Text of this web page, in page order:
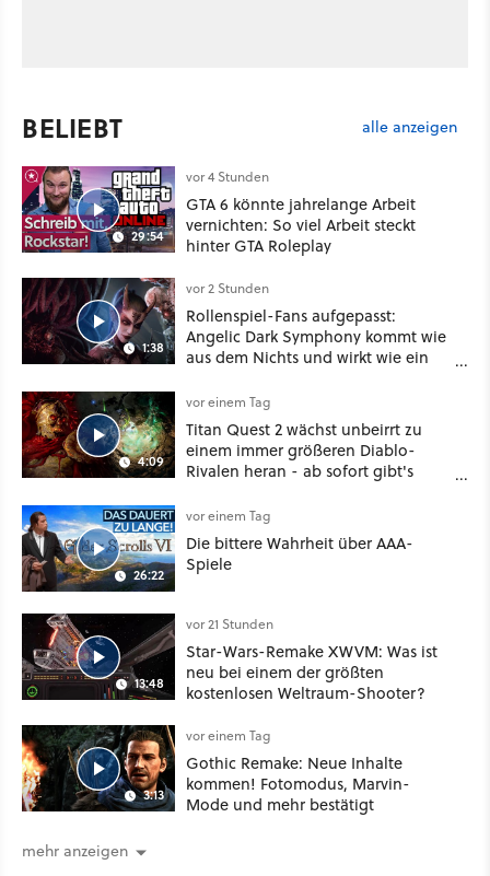
BELIEBT alle anzeigen
29:54
vor 4 Stunden
GTA 6 könnte jahrelange Arbeit
vernichten: So viel Arbeit steckt
hinter GTA Roleplay
1:38
vor 2 Stunden
Rollenspiel-Fans aufgepasst:
Angelic Dark Symphony kommt wie
aus dem Nichts und wirkt wie ein
Mass Effect
4:09
vor einem Tag
Titan Quest 2 wächst unbeirrt zu
einem immer größeren Diablo-
Rivalen heran - ab sofort gibt's
Klasse
26:22
vor einem Tag
Die bittere Wahrheit über AAA-
Spiele
13:48
vor 21 Stunden
Star-Wars-Remake XWVM: Was ist
neu bei einem der größten
kostenlosen Weltraum-Shooter?
3:13
vor einem Tag
Gothic Remake: Neue Inhalte
kommen! Fotomodus, Marvin-
Mode und mehr bestätigt
mehr anzeigen